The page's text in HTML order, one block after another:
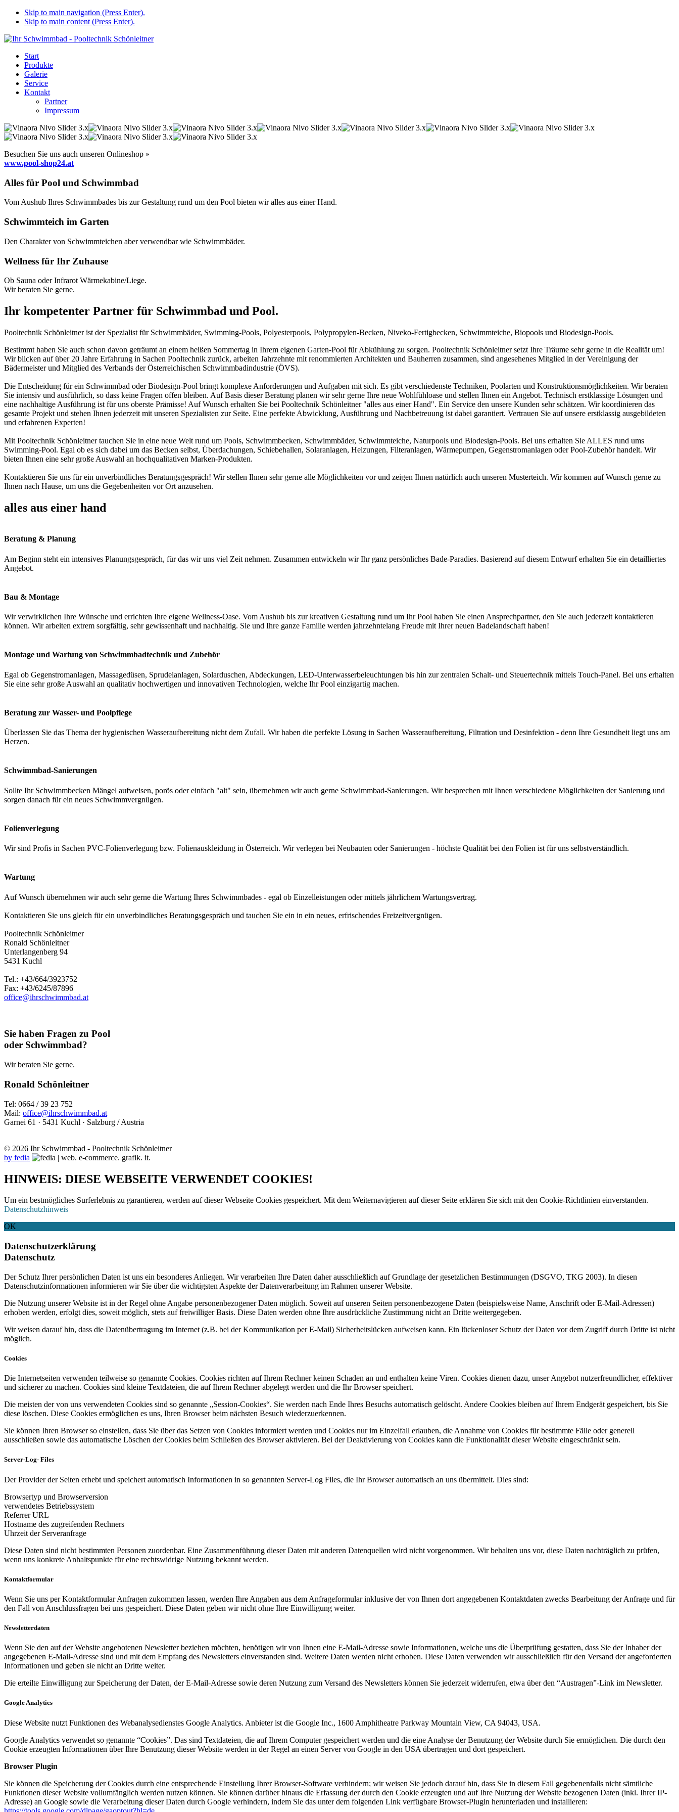
Skip to main navigation (Press Enter).
Skip to main content (Press Enter).
Start
Produkte
Galerie
Service
Kontakt
Partner
Impressum
Besuchen Sie uns auch unseren Onlineshop »
www.pool-shop24.at
Alles für Pool und Schwimmbad
Vom Aushub Ihres Schwimmbades bis zur Gestaltung rund um den Pool bieten wir alles aus einer Hand.
Schwimmteich im Garten
Den Charakter von Schwimmteichen aber verwendbar wie Schwimmbäder.
Wellness für Ihr Zuhause
Ob Sauna oder Infrarot Wärmekabine/Liege.
Wir beraten Sie gerne.
Ihr kompetenter Partner für Schwimmbad und Pool.
Pooltechnik Schönleitner ist der Spezialist für Schwimmbäder, Swimming-Pools, Polyesterpools, Polypropylen-Becken, Niveko-Fertigbecken, Schwimmteiche, Biopools und Biodesign-Pools.
Bestimmt haben Sie auch schon davon geträumt an einem heißen Sommertag in Ihrem eigenen Garten-Pool für Abkühlung zu sorgen. Pooltechnik Schönleitner setzt Ihre Träume sehr gerne in die Realität um!
Wir blicken auf über 20 Jahre Erfahrung in Sachen Pooltechnik zurück, arbeiten Jahrzehnte mit renommierten Architekten und Bauherren zusammen, sind angesehenes Mitglied in der Vereinigung der
Bädermeister und Mitglied des Verbands der Österreichischen Schwimmbadindustrie (ÖVS).
Die Entscheidung für ein Schwimmbad oder Biodesign-Pool bringt komplexe Anforderungen und Aufgaben mit sich. Es gibt verschiedenste Techniken, Poolarten und Konstruktionsmöglichkeiten. Wir beraten
Sie intensiv und ausführlich, so dass keine Fragen offen bleiben. Auf Basis dieser Beratung planen wir sehr gerne Ihre neue Wohlfühloase und stellen Ihnen ein Angebot. Technisch erstklassige Lösungen und
eine nachhaltige Ausführung ist für uns oberste Prämisse! Auf Wunsch erhalten Sie bei Pooltechnik Schönleitner "alles aus einer Hand". Ein Service den unsere Kunden sehr schätzen. Wir koordinieren das
gesamte Projekt und stehen Ihnen jederzeit mit unseren Spezialisten zur Seite. Eine perfekte Abwicklung, Ausführung und Nachbetreuung ist dabei garantiert. Vertrauen Sie auf unsere erstklassig ausgebildeten
und erfahrenen Experten!
Mit Pooltechnik Schönleitner tauchen Sie in eine neue Welt rund um Pools, Schwimmbecken, Schwimmbäder, Schwimmteiche, Naturpools und Biodesign-Pools. Bei uns erhalten Sie ALLES rund ums
Swimming-Pool. Egal ob es sich dabei um das Becken selbst, Überdachungen, Schiebehallen, Solaranlagen, Heizungen, Filteranlagen, Wärmepumpen, Gegenstromanlagen oder Pool-Zubehör handelt. Wir
bieten Ihnen eine sehr große Auswahl an hochqualitativen Marken-Produkten.
Kontaktieren Sie uns für ein unverbindliches Beratungsgespräch! Wir stellen Ihnen sehr gerne alle Möglichkeiten vor und zeigen Ihnen natürlich auch unseren Musterteich. Wir kommen auf Wunsch gerne zu
Ihnen nach Hause, um uns die Gegebenheiten vor Ort anzusehen.
alles aus einer hand
Beratung & Planung
Am Beginn steht ein intensives Planungsgespräch, für das wir uns viel Zeit nehmen. Zusammen entwickeln wir Ihr ganz persönliches Bade-Paradies. Basierend auf diesem Entwurf erhalten Sie ein detailliertes
Angebot.
Bau & Montage
Wir verwirklichen Ihre Wünsche und errichten Ihre eigene Wellness-Oase. Vom Aushub bis zur kreativen Gestaltung rund um Ihr Pool haben Sie einen Ansprechpartner, den Sie auch jederzeit kontaktieren
können. Wir arbeiten extrem sorgfältig, sehr gewissenhaft und nachhaltig. Sie und Ihre ganze Familie werden jahrzehntelang Freude mit Ihrer neuen Badelandschaft haben!
Montage und Wartung von Schwimmbadtechnik und Zubehör
Egal ob Gegenstromanlagen, Massagedüsen, Sprudelanlagen, Solarduschen, Abdeckungen, LED-Unterwasserbeleuchtungen bis hin zur zentralen Schalt- und Steuertechnik mittels Touch-Panel. Bei uns erhalten
Sie eine sehr große Auswahl an qualitativ hochwertigen und innovativen Technologien, welche Ihr Pool einzigartig machen.
Beratung zur Wasser- und Poolpflege
Überlassen Sie das Thema der hygienischen Wasseraufbereitung nicht dem Zufall. Wir haben die perfekte Lösung in Sachen Wasseraufbereitung, Filtration und Desinfektion - denn Ihre Gesundheit liegt uns am
Herzen.
Schwimmbad-Sanierungen
Sollte Ihr Schwimmbecken Mängel aufweisen, porös oder einfach "alt" sein, übernehmen wir auch gerne Schwimmbad-Sanierungen. Wir besprechen mit Ihnen verschiedene Möglichkeiten der Sanierung und
sorgen danach für ein neues Schwimmvergnügen.
Folienverlegung
Wir sind Profis in Sachen PVC-Folienverlegung bzw. Folienauskleidung in Österreich. Wir verlegen bei Neubauten oder Sanierungen - höchste Qualität bei den Folien ist für uns selbstverständlich.
Wartung
Auf Wunsch übernehmen wir auch sehr gerne die Wartung Ihres Schwimmbades - egal ob Einzelleistungen oder mittels jährlichem Wartungsvertrag.
Kontaktieren Sie uns gleich für ein unverbindliches Beratungsgespräch und tauchen Sie ein in ein neues, erfrischendes Freizeitvergnügen.
Pooltechnik Schönleitner
Ronald Schönleitner
Unterlangenberg 94
5431 Kuchl
Tel.: +43/664/3923752
Fax: +43/6245/87896
office@ihrschwimmbad.at
Sie haben Fragen zu Pool
oder Schwimmbad?
Wir beraten Sie gerne.
Ronald Schönleitner
Tel: 0664 / 39 23 752
Mail: office@ihrschwimmbad.at
Garnei 61 · 5431 Kuchl · Salzburg / Austria
© 2026 Ihr Schwimmbad - Pooltechnik Schönleitner
by fedia
HINWEIS: DIESE WEBSEITE VERWENDET COOKIES!
Um ein bestmögliches Surferlebnis zu garantieren, werden auf dieser Webseite Cookies gespeichert. Mit dem Weiternavigieren auf dieser Seite erklären Sie sich mit den Cookie-Richtlinien einverstanden.
Datenschutzhinweis
OK
Datenschutzerklärung
Datenschutz
Der Schutz Ihrer persönlichen Daten ist uns ein besonderes Anliegen. Wir verarbeiten Ihre Daten daher ausschließlich auf Grundlage der gesetzlichen Bestimmungen (DSGVO, TKG 2003). In diesen
Datenschutzinformationen informieren wir Sie über die wichtigsten Aspekte der Datenverarbeitung im Rahmen unserer Website.
Die Nutzung unserer Website ist in der Regel ohne Angabe personenbezogener Daten möglich. Soweit auf unseren Seiten personenbezogene Daten (beispielsweise Name, Anschrift oder E-Mail-Adressen)
erhoben werden, erfolgt dies, soweit möglich, stets auf freiwilliger Basis. Diese Daten werden ohne Ihre ausdrückliche Zustimmung nicht an Dritte weitergegeben.
Wir weisen darauf hin, dass die Datenübertragung im Internet (z.B. bei der Kommunikation per E-Mail) Sicherheitslücken aufweisen kann. Ein lückenloser Schutz der Daten vor dem Zugriff durch Dritte ist nicht
möglich.
Cookies
Die Internetseiten verwenden teilweise so genannte Cookies. Cookies richten auf Ihrem Rechner keinen Schaden an und enthalten keine Viren. Cookies dienen dazu, unser Angebot nutzerfreundlicher, effektiver
und sicherer zu machen. Cookies sind kleine Textdateien, die auf Ihrem Rechner abgelegt werden und die Ihr Browser speichert.
Die meisten der von uns verwendeten Cookies sind so genannte „Session-Cookies“. Sie werden nach Ende Ihres Besuchs automatisch gelöscht. Andere Cookies bleiben auf Ihrem Endgerät gespeichert, bis Sie
diese löschen. Diese Cookies ermöglichen es uns, Ihren Browser beim nächsten Besuch wiederzuerkennen.
Sie können Ihren Browser so einstellen, dass Sie über das Setzen von Cookies informiert werden und Cookies nur im Einzelfall erlauben, die Annahme von Cookies für bestimmte Fälle oder generell
ausschließen sowie das automatische Löschen der Cookies beim Schließen des Browser aktivieren. Bei der Deaktivierung von Cookies kann die Funktionalität dieser Website eingeschränkt sein.
Server-Log- Files
Der Provider der Seiten erhebt und speichert automatisch Informationen in so genannten Server-Log Files, die Ihr Browser automatisch an uns übermittelt. Dies sind:
Browsertyp und Browserversion
verwendetes Betriebssystem
Referrer URL
Hostname des zugreifenden Rechners
Uhrzeit der Serveranfrage
Diese Daten sind nicht bestimmten Personen zuordenbar. Eine Zusammenführung dieser Daten mit anderen Datenquellen wird nicht vorgenommen. Wir behalten uns vor, diese Daten nachträglich zu prüfen,
wenn uns konkrete Anhaltspunkte für eine rechtswidrige Nutzung bekannt werden.
Kontaktformular
Wenn Sie uns per Kontaktformular Anfragen zukommen lassen, werden Ihre Angaben aus dem Anfrageformular inklusive der von Ihnen dort angegebenen Kontaktdaten zwecks Bearbeitung der Anfrage und für
den Fall von Anschlussfragen bei uns gespeichert. Diese Daten geben wir nicht ohne Ihre Einwilligung weiter.
Newsletterdaten
Wenn Sie den auf der Website angebotenen Newsletter beziehen möchten, benötigen wir von Ihnen eine E-Mail-Adresse sowie Informationen, welche uns die Überprüfung gestatten, dass Sie der Inhaber der
angegebenen E-Mail-Adresse sind und mit dem Empfang des Newsletters einverstanden sind. Weitere Daten werden nicht erhoben. Diese Daten verwenden wir ausschließlich für den Versand der angeforderten
Informationen und geben sie nicht an Dritte weiter.
Die erteilte Einwilligung zur Speicherung der Daten, der E-Mail-Adresse sowie deren Nutzung zum Versand des Newsletters können Sie jederzeit widerrufen, etwa über den “Austragen”-Link im Newsletter.
Google Analytics
Diese Website nutzt Funktionen des Webanalysedienstes Google Analytics. Anbieter ist die Google Inc., 1600 Amphitheatre Parkway Mountain View, CA 94043, USA.
Google Analytics verwendet so genannte “Cookies”. Das sind Textdateien, die auf Ihrem Computer gespeichert werden und die eine Analyse der Benutzung der Website durch Sie ermöglichen. Die durch den
Cookie erzeugten Informationen über Ihre Benutzung dieser Website werden in der Regel an einen Server von Google in den USA übertragen und dort gespeichert.
Browser Plugin
Sie können die Speicherung der Cookies durch eine entsprechende Einstellung Ihrer Browser-Software verhindern; wir weisen Sie jedoch darauf hin, dass Sie in diesem Fall gegebenenfalls nicht sämtliche
Funktionen dieser Website vollumfänglich werden nutzen können. Sie können darüber hinaus die Erfassung der durch den Cookie erzeugten und auf Ihre Nutzung der Website bezogenen Daten (inkl. Ihrer IP-
Adresse) an Google sowie die Verarbeitung dieser Daten durch Google verhindern, indem Sie das unter dem folgenden Link verfügbare Browser-Plugin herunterladen und installieren: